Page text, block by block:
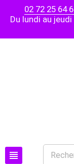
02 72 25 64
Du lundi au
view_headline